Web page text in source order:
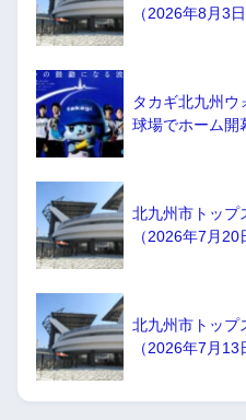
（2026年8月3
タカギ北九州ウ
球場でホーム
北九州市トップ
（2026年7月20
北九州市トップ
（2026年7月13